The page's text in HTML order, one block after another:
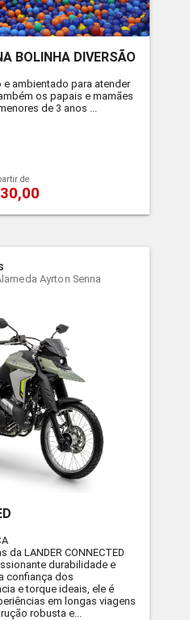
BOLINHA DIVERSÃO
ambientado para atender
os papais e mamães
de 3 anos ...
de
Ayrton Senna
LANDER CONNECTED
durabilidade e
confiança dos
e torque ideais, ele é
em longas viagens
robusta e...